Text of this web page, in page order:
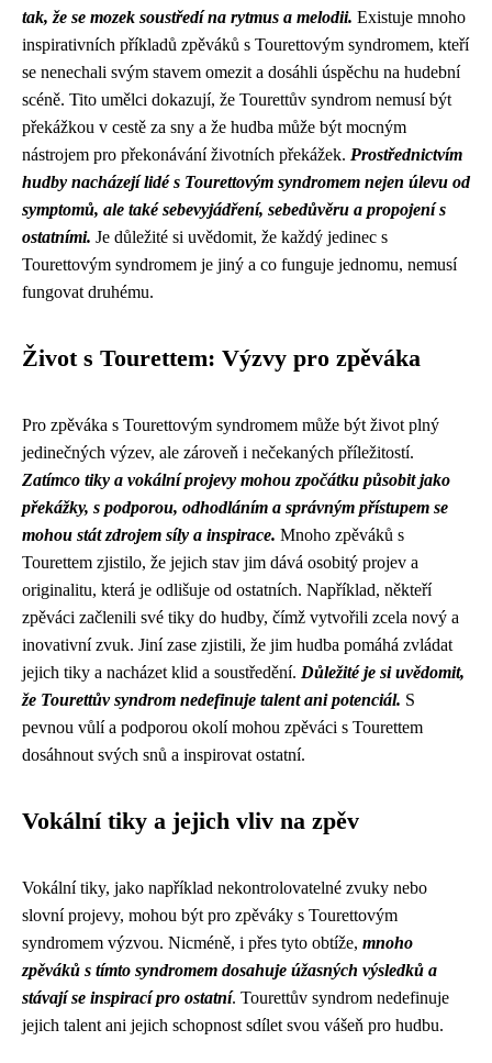
tak, že se mozek soustředí na rytmus a melodii. Existuje mnoho
inspirativních příkladů zpěváků s Tourettovým syndromem, kteří
se nenechali svým stavem omezit a dosáhli úspěchu na hudební
scéně. Tito umělci dokazují, že Tourettův syndrom nemusí být
překážkou v cestě za sny a že hudba může být mocným
nástrojem pro překonávání životních překážek. Prostřednictvím
hudby nacházejí lidé s Tourettovým syndromem nejen úlevu od
symptomů, ale také sebevyjádření, sebedůvěru a propojení s
ostatními. Je důležité si uvědomit, že každý jedinec s
Tourettovým syndromem je jiný a co funguje jednomu, nemusí
fungovat druhému.
Život s Tourettem: Výzvy pro zpěváka
Pro zpěváka s Tourettovým syndromem může být život plný
jedinečných výzev, ale zároveň i nečekaných příležitostí.
Zatímco tiky a vokální projevy mohou zpočátku působit jako
překážky, s podporou, odhodláním a správným přístupem se
mohou stát zdrojem síly a inspirace. Mnoho zpěváků s
Tourettem zjistilo, že jejich stav jim dává osobitý projev a
originalitu, která je odlišuje od ostatních. Například, někteří
zpěváci začlenili své tiky do hudby, čímž vytvořili zcela nový a
inovativní zvuk. Jiní zase zjistili, že jim hudba pomáhá zvládat
jejich tiky a nacházet klid a soustředění. Důležité je si uvědomit,
že Tourettův syndrom nedefinuje talent ani potenciál. S
pevnou vůlí a podporou okolí mohou zpěváci s Tourettem
dosáhnout svých snů a inspirovat ostatní.
Vokální tiky a jejich vliv na zpěv
Vokální tiky, jako například nekontrolovatelné zvuky nebo
slovní projevy, mohou být pro zpěváky s Tourettovým
syndromem výzvou. Nicméně, i přes tyto obtíže, mnoho
zpěváků s tímto syndromem dosahuje úžasných výsledků a
stávají se inspirací pro ostatní. Tourettův syndrom nedefinuje
jejich talent ani jejich schopnost sdílet svou vášeň pro hudbu.